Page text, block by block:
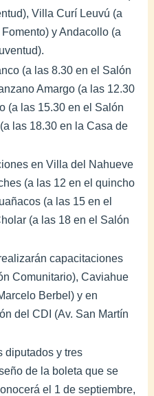
Villa Curí Leuvú (a
y Andacollo (a
(a las 8.30 en el Salón
Amargo (a las 12.30
(a las 15.30 en el Salón
las 18.30 en la Casa de
en Villa del Nahueve
(a las 12 en el quincho
(a las 15 en el
(a las 18 en el Salón
capacitaciones
Comunitario), Caviahue
Berbel) y en
del CDI (Av. San Martín
diputados y tres
de la boleta que se
el 1 de septiembre,